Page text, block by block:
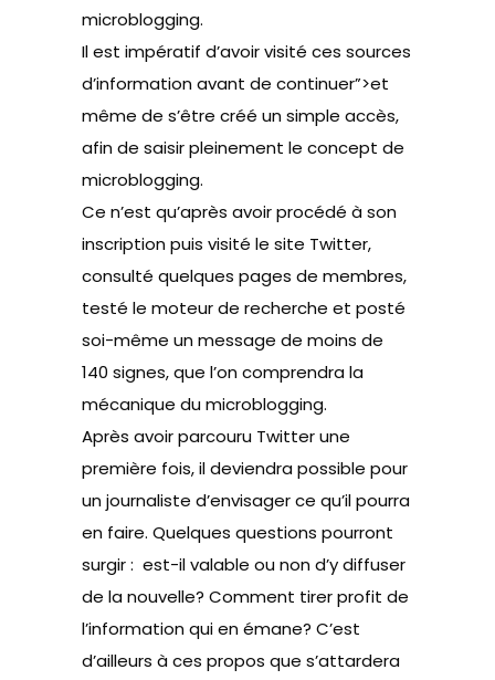
microblogging.
Il est impératif d’avoir visité ces sources
d’information avant de continuer”>et
même de s’être créé un simple accès,
afin de saisir pleinement le concept de
microblogging.
Ce n’est qu’après avoir procédé à son
inscription puis visité le site Twitter,
consulté quelques pages de membres,
testé le moteur de recherche et posté
soi-même un message de moins de
140 signes, que l’on comprendra la
mécanique du microblogging.
Après avoir parcouru Twitter une
première fois, il deviendra possible pour
un journaliste d’envisager ce qu’il pourra
en faire. Quelques questions pourront
surgir : est-il valable ou non d’y diffuser
de la nouvelle? Comment tirer profit de
l’information qui en émane? C’est
d’ailleurs à ces propos que s’attardera